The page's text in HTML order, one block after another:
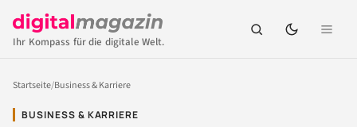
Ihr Kompass für die digitale Welt.
Startseite/Business & Karriere
BUSINESS & KARRIERE